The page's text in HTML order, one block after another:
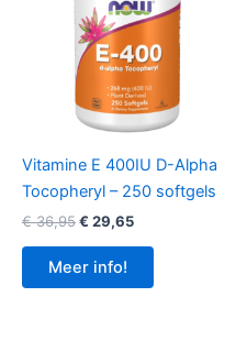
Vitamine E 400IU D-Alpha
Tocopheryl – 250 softgels
€36,95Oorspronkelijke
was:
€ 36,95.
€ 29,65Huidige
Meer info!